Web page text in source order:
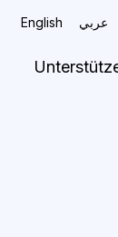
English عربي